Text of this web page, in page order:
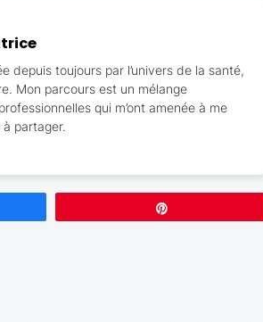
depuis toujours par l’univers de la santé,
Mon parcours est un mélange
qui m’ont amenée à me
partager.